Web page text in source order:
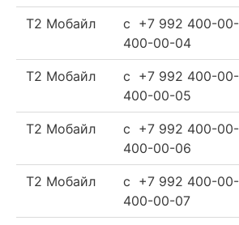
Т2 Мобайл
c +7 992 400-
400-00-04
Т2 Мобайл
c +7 992 400-
400-00-05
Т2 Мобайл
c +7 992 400-
400-00-06
Т2 Мобайл
c +7 992 400-
400-00-07